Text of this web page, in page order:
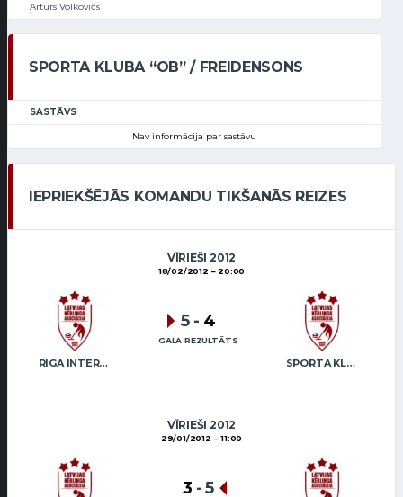
Artūrs Volkovičs
SPORTA KLUBA “OB” / FREIDENSONS
SASTĀVS
Nav informācija par sastāvu
IEPRIEKŠĒJĀS KOMANDU TIKŠANĀS REIZES
VĪRIEŠI 2012
18/02/2012 20:00
RIGA INTERNATIONAL CURLING CLUB / GRAY SPORTA KLUBA “OB” / FREIDENSONS
5 - 4
GALA REZULTĀTS
VĪRIEŠI 2012
29/01/2012 11:00
3 -5